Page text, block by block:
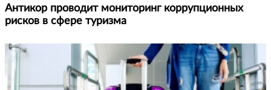
Антикор проводит мониторинг коррупционных
рисков в сфере туризма